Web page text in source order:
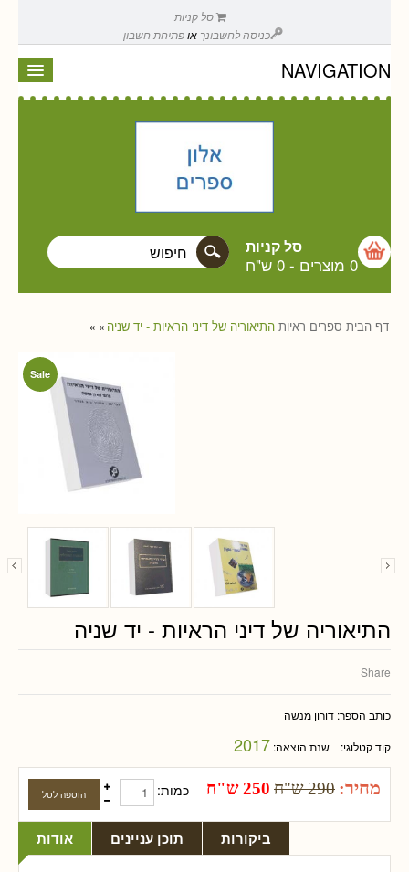
סל קניות
כניסה לחשבונך אופתיחת חשבון
NAVIGATION
סל קניות
0 מוצרים - 0 ש"ח
דף הבית » ספרים ראיות » התיאוריה של דיני הראיות - יד שניה
Sale
התיאוריה של דיני הראיות - יד שניה
Share
כותב הספר: דורון מנשה
קוד קטלוגי: שנת הוצאה: 2017
מחיר: 290 ש"ח 250 ש"ח כמות:
אודות תוכן עניינים ביקורות